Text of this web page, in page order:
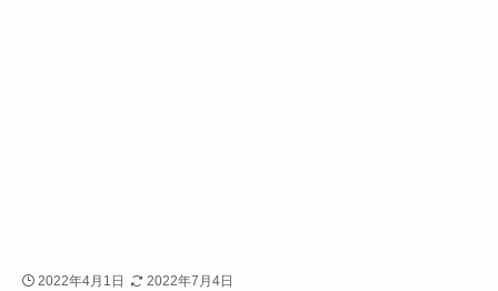
2022年4月1日 2022年7月4日